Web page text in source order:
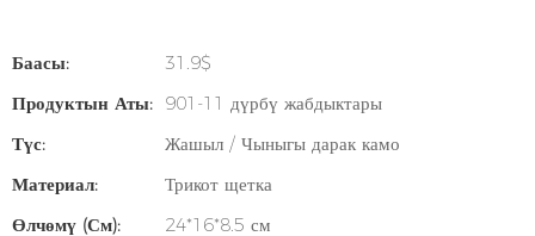
Баасы:
31.9$
Продуктын Аты: 901-11 дүрбү жабдыктары
Түс:
Жашыл / Чыныгы дарак камо
Материал:
Трикот щетка
Өлчөмү (см):
24*16*8.5 см